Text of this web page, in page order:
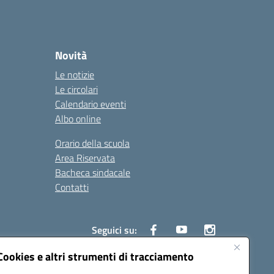
e altri strumenti di tracciamento
Novità
Le notizie
Le circolari
Calendario eventi
Albo online
Orario della scuola
Area Riservata
Bacheca sindacale
Contatti
Seguici su: